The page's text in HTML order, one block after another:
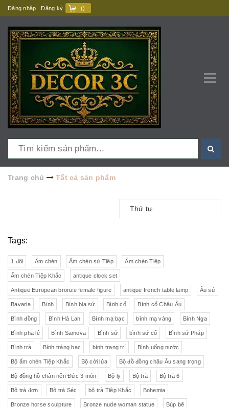
Đăng nhập Đăng ký ()
Trang chủ Tất cả sản phẩm
Thứ tự
Tags:
1 đôi Ấm chén Ấm chén sứ Tiệp Ấm chén Tiệp
Ấm chén Tiệp Khắc antique clock set
Antique European bronze female figure antique french table lamp Âu sứ
Bavaria Bình Bình bia sứ Bình cổ Bình cổ Châu Âu
Bình đồng Bình Hà Lan Bình mạ bạc bình mạ vàng Bình Nga
Bình pha lê Bình Samova Bình sứ bình sứ cổ Bình sứ Pháp
Bình trà Bình tráng bạc bình trang trí Bình uống nước
Bộ ấm chén Tiệp Khắc Bộ cời lửa Bộ đồ đồng châu Âu sang trọng
Bộ đồng hồ chân nến Đức 3 món Bộ ly Bộ trà Bộ trà 6
Bộ trà đơn Bộ trà Séc bộ trà Tiệp Khắc Bohemia
Bronze horse sculpture Bronze nude woman statue Búp bê